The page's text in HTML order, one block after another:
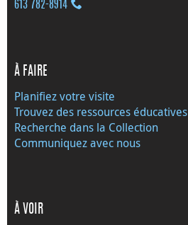
613 782‑8914
À FAIRE
Planifiez votre visite
Trouvez des ressources éducatives
Recherche dans la Collection
Communiquez avec nous
À VOIR